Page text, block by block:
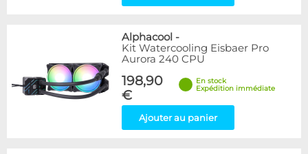
Alphacool -
Kit Watercooling Eisbaer Pro
Aurora 240 CPU
198,90
€
En stock
Expédition immédiate
Ajouter au panier